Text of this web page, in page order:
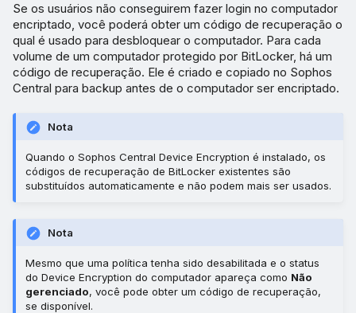
Se os usuários não conseguirem fazer login no computador
encriptado, você poderá obter um código de recuperação o
qual é usado para desbloquear o computador. Para cada
volume de um computador protegido por BitLocker, há um
código de recuperação. Ele é criado e copiado no Sophos
Central para backup antes de o computador ser encriptado.
Nota
Quando o Sophos Central Device Encryption é instalado, os
códigos de recuperação de BitLocker existentes são
substituídos automaticamente e não podem mais ser usados.
Nota
Mesmo que uma política tenha sido desabilitada e o status
do Device Encryption do computador apareça como Não
gerenciado, você pode obter um código de recuperação,
se disponível.